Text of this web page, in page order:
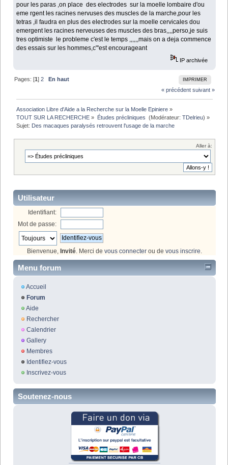
pour les paras ,on place des electrodes sur la moelle lombaire d'ou
eme rgent les racines nervuses des muscles de la marche,pour les
tetras ,il faudra en plus des electrodes sur la moelle cervicales dou
emergent les racines nerveuses des muscles des bras,,,,perso,je suis
tres optimiste le probleme c'est le temps ,,,,,,mais on a deja commence
des essais sur les hommes,c"'est encourageant
IP archivée
IMPRIMER
Pages: [1]2
En haut
« précédent suivant »
Association Libre d'Aide a la Recherche sur la Moelle Epiniere »
TOUT SUR LA RECHERCHE » Études précliniques (Modérateur: TDelrieu) »
Sujet: Des macaques paralysés retrouvent l'usage de la marche
Aller à:
Utilisateur
Identifiant:
Mot de passe:
Bienvenue, Invité. Merci de vous connecter ou de vous inscrire.
Menu forum
Accueil
Forum
Aide
Rechercher
Calendrier
Gallery
Membres
Identifiez-vous
Inscrivez-vous
Soutenez-nous